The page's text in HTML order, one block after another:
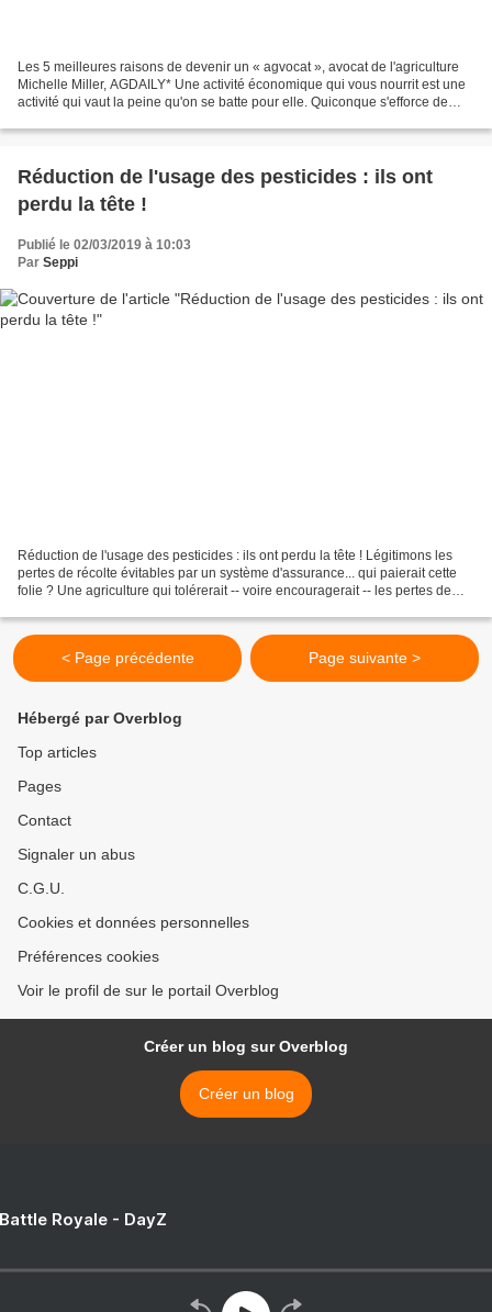
Les 5 meilleures raisons de devenir un « agvocat », avocat de l'agriculture
Michelle Miller, AGDAILY* Une activité économique qui vous nourrit est une
activité qui vaut la peine qu'on se batte pour elle. Quiconque s'efforce de
Réduction de l'usage des pesticides : ils ont
perdu la tête !
Publié le 02/03/2019 à 10:03
Par Seppi
Réduction de l'usage des pesticides : ils ont perdu la tête ! Légitimons les
pertes de récolte évitables par un système d'assurance... qui paierait cette
folie ? Une agriculture qui tolérerait -- voire encouragerait -- les pertes de
< Page précédente Page suivante >
Hébergé par Overblog
Top articles
Pages
Contact
Signaler un abus
C.G.U.
Cookies et données personnelles
Préférences cookies
Voir le profil de sur le portail Overblog
Créer un blog sur Overblog
Créer un blog
Royale - DayZ